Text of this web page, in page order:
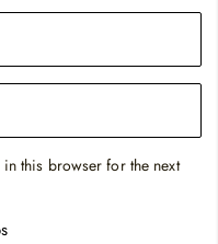
this browser for the next